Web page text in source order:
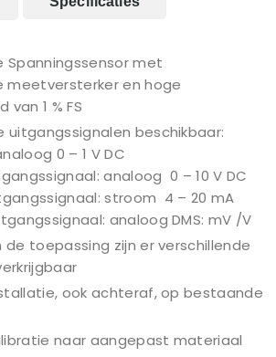
Spanningssensor met
meetversterker en hoge
van 1 % FS
uitgangssignalen beschikbaar:
0 – 1 V DC
analoog 0 – 10 V DC
stroom 4 – 20 mA
analoog DMS: mV /V
de toepassing zijn er verschillende
ook achteraf, op bestaande
naar aangepast materiaal